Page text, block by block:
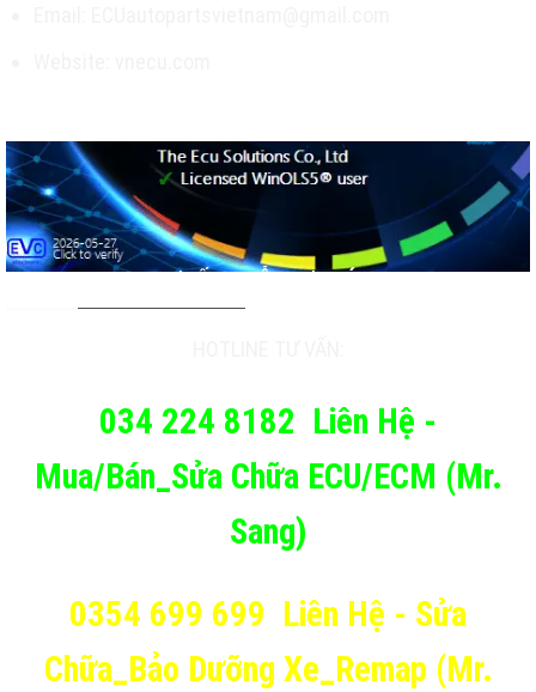
TƯ VẤN & HỖ TRỢ KHÁCH
034 224 8182 Liên Hệ -
Mua/Bán_Sửa Chữa ECU/ECM (Mr.
Sang)
0354 699 699 Liên Hệ - Sửa
Chữa_Bảo Dưỡng Xe_Remap (Mr.